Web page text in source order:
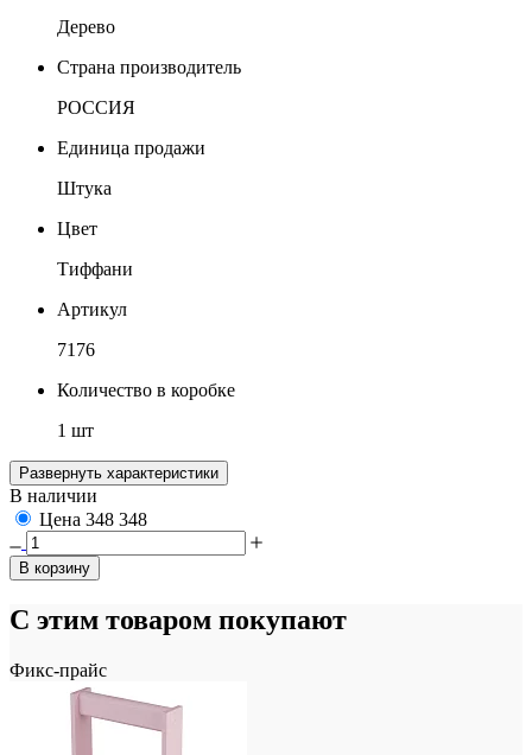
Дерево
Страна производитель
РОССИЯ
Единица продажи
Штука
Цвет
Тиффани
Артикул
7176
Количество в коробке
1 шт
Развернуть характеристики
В наличии
Цена 348 348
В корзину
С этим товаром покупают
Фикс-прайс